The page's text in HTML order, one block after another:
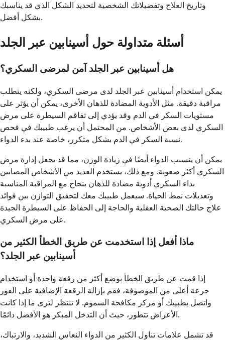
وتاريخ العلاج وتفضيلاتك الشخصية لتحديد الشكل الذي قد يناسبك
بشكل أفضل.
أسئلة متداولة حول أسينابين عبر الجلد
هل أسينابين عبر الجلد آمن لمرضى السكري؟
يمكن استخدام أسينابين عبر الجلد لدى مرضى السكري، ولكنه يتطلب
مراقبة دقيقة. مثل الأدوية المضادة للذهان الأخرى، يمكن أن يؤثر على
مستويات السكر في الدم وقد يؤدي إلى تفاقم السيطرة على مرض
السكري لدى بعض الأشخاص. من المحتمل أن يرغب طبيبك في فحص
نسبة السكر في الدم بشكل متكرر، خاصة عند بدء الدواء.
يمكن أن يتسبب الدواء أيضًا في زيادة الوزن، مما قد يجعل إدارة مرض
السكري أكثر صعوبة. ومع ذلك، يستخدم العديد من الأشخاص المصابين
بداء السكري أدوية مضادة للذهان بنجاح مع المراقبة المناسبة
وتعديلات نمط الحياة. سيعمل طبيبك معك لتحقيق التوازن بين فوائد
علاج حالتك الصحية العقلية والحاجة إلى الحفاظ على السيطرة الجيدة
على مرض السكري.
ماذا أفعل إذا استخدمت عن طريق الخطأ الكثير من
أسينابين عبر الجلد؟
إذا قمت عن طريق الخطأ بوضع أكثر من رقعة واحدة أو استخدام
جرعة أعلى من الموصوفة، فقم بإزالة الرقعة الإضافية على الفور
واتصل بطبيبك أو مركز مكافحة السموم. لا تنتظر لترى ما إذا كانت
الأعراض تتطور، حيث أن التدخل المبكر هو الأفضل دائمًا.
قد تشمل علامات تناول الكثير من الدواء النعاس الشديد، والارتباك،